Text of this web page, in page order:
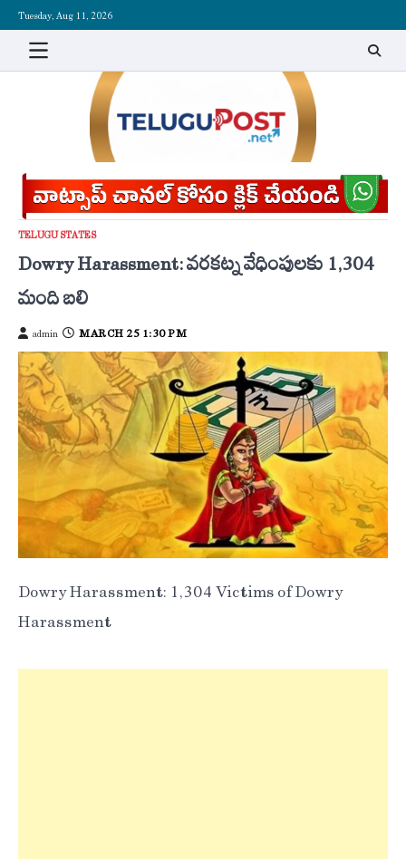
Skip
content
Tuesday, Aug 11, 2026
TELUGU STATES
Dowry Harassment: వరకట్న వేధింపులకు 1,304
మంది బలి
admin MARCH 25 1:30 PM
Dowry Harassment: 1,304 Victims of Dowry
Harassment